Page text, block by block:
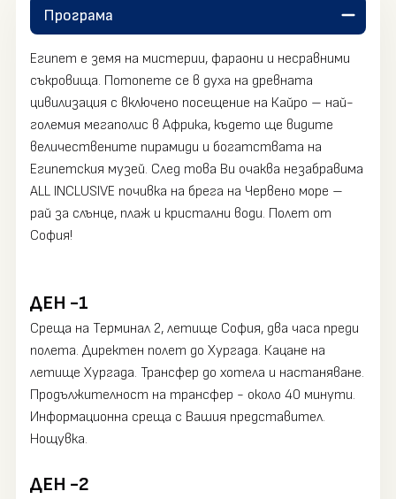
Програма
Египет е земя на мистерии, фараони и несравними
съкровища. Потопете се в духа на древната
цивилизация с включено посещение на Кайро – най-
големия мегаполис в Африка, където ще видите
величествените пирамиди и богатствата на
Египетския музей. След това Ви очаква незабравима
ALL INCLUSIVE почивка на брега на Червено море –
рай за слънце, плаж и кристални води. Полет от
София!
ДЕН -1
Среща на Терминал 2, летище София, два часа преди
полета. Директен полет до Хургада. Кацане на
летище Хургада. Трансфер до хотела и настаняване.
Продължителност на трансфер - около 40 минути.
Информационна среща с Вашия представител.
Нощувка.
ДЕН -2